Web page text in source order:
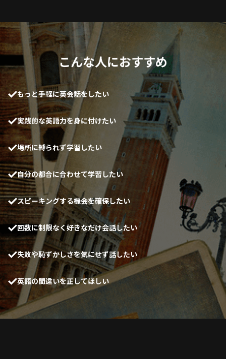
こんな人におすすめ
もっと手軽に英会話をしたい
実践的な英語力を身に付けたい
場所に縛られず学習したい
自分の都合に合わせて学習したい
スピーキングする機会を確保したい
回数に制限なく好きなだけ会話したい
失敗や恥ずかしさを気にせず話したい
英語の間違いを正してほしい